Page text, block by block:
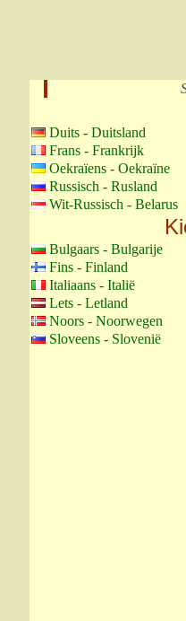
Duits - Duitsland
Frans - Frankrijk
Oekraïens - Oekraïne
Russisch - Rusland
Wit-Russisch - Belarus
Bulgaars - Bulgarije
Fins - Finland
Italiaans - Italië
Lets - Letland
Noors - Noorwegen
Sloveens - Slovenië